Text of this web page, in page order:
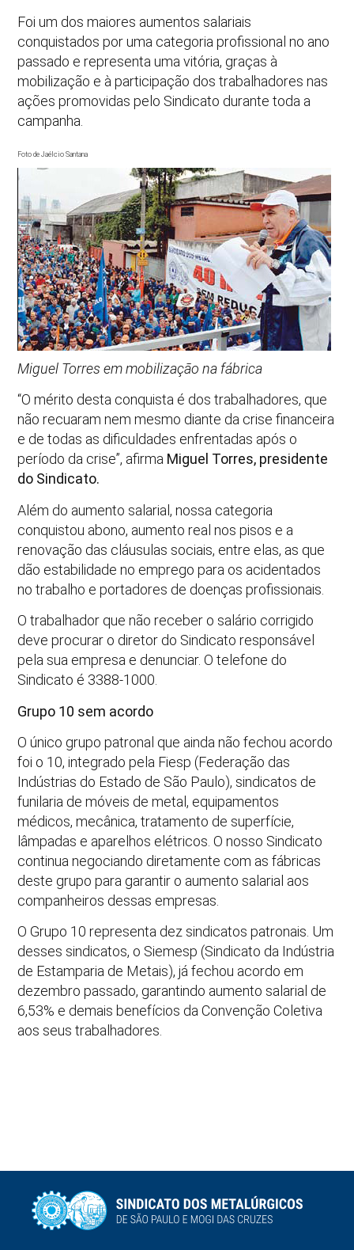
Foi um dos maiores aumentos salariais
conquistados por uma categoria profissional no ano
passado e representa uma vitória, graças à
mobilização e à participação dos trabalhadores nas
ações promovidas pelo Sindicato durante toda a
campanha.
Foto de Jaélcio Santana
Miguel Torres em mobilização na fábrica
“O mérito desta conquista é dos trabalhadores, que
não recuaram nem mesmo diante da crise financeira
e de todas as dificuldades enfrentadas após o
período da crise”, afirma Miguel Torres, presidente
do Sindicato.
Além do aumento salarial, nossa categoria
conquistou abono, aumento real nos pisos e a
renovação das cláusulas sociais, entre elas, as que
dão estabilidade no emprego para os acidentados
no trabalho e portadores de doenças profissionais.
O trabalhador que não receber o salário corrigido
deve procurar o diretor do Sindicato responsável
pela sua empresa e denunciar. O telefone do
Sindicato é 3388-1000.
Grupo 10 sem acordo
O único grupo patronal que ainda não fechou acordo
foi o 10, integrado pela Fiesp (Federação das
Indústrias do Estado de São Paulo), sindicatos de
funilaria de móveis de metal, equipamentos
médicos, mecânica, tratamento de superfície,
lâmpadas e aparelhos elétricos. O nosso Sindicato
continua negociando diretamente com as fábricas
deste grupo para garantir o aumento salarial aos
companheiros dessas empresas.
O Grupo 10 representa dez sindicatos patronais. Um
desses sindicatos, o Siemesp (Sindicato da Indústria
de Estamparia de Metais), já fechou acordo em
dezembro passado, garantindo aumento salarial de
6,53% e demais benefícios da Convenção Coletiva
aos seus trabalhadores.